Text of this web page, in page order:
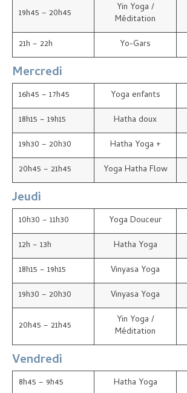
19h45 – 20h45
Yin Yoga /
Méditation
21h – 22h Yo-Gars
Mercredi
16h45 – 17h45 Yoga enfants
18h15 – 19h15
Hatha doux
19h30 – 20h30
Hatha Yoga +
20h45 – 21h45
Yoga Hatha Flow
Jeudi
10h30 – 11h30 Yoga Douceur
12h – 13h
Hatha Yoga
18h15 – 19h15
Vinyasa Yoga
19h30 – 20h30
Vinyasa Yoga
20h45 – 21h45
Yin Yoga /
Méditation
Vendredi
8h45 – 9h45 Hatha Yoga